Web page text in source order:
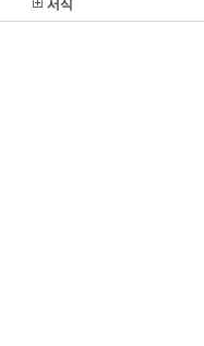
서식